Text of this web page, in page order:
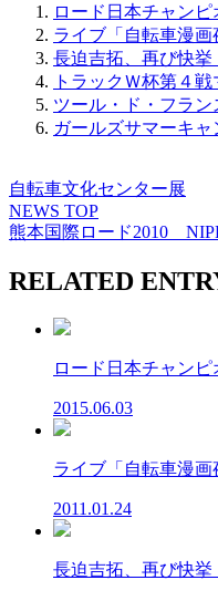
ロード日本チャン
ライブ「自転車漫
長迫吉拓、再び快
トラックＷ杯第４
ツール・ド・フラ
ガールズサマーキ
自転車文化センター展
NEWS TOP
熊本国際ロード2010
RELATED
ロード日本チャン
2015.06.03
ライブ「自転車漫
2011.01.24
長迫吉拓、再び快